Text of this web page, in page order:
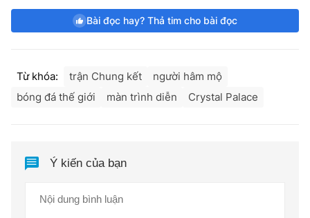
Bài đọc hay? Thả tim cho bài đọc
Từ khóa: trận Chung kết
người hâm mộ
bóng đá thế giới
màn trình diễn Crystal Palace
Ý kiến của bạn